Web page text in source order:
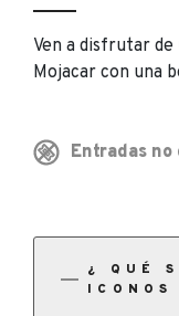
Ven a disfrutar de
Mojacar con una
Entradas
¿ QUÉ
ICONOS